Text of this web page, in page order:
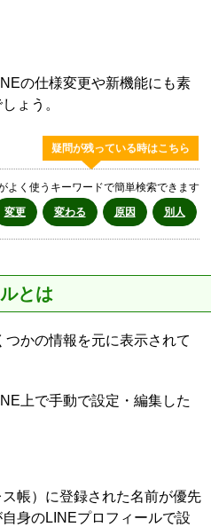
の仕様変更や新機能にも素
ょう。
疑問が残っている時はこちら
よく使うキーワードで簡単検索できます
変更 変わる 原因 別人
とは
かの情報を元に表示されて
上で手動で設定・編集した
帳）に登録された名前が優先
身のLINEプロフィールで設